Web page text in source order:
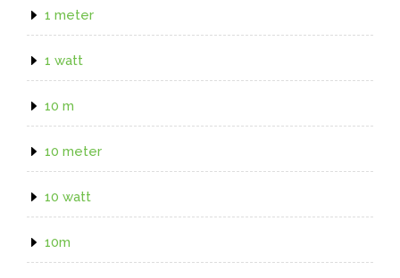
1 meter
1 watt
10 m
10 meter
10 watt
10m